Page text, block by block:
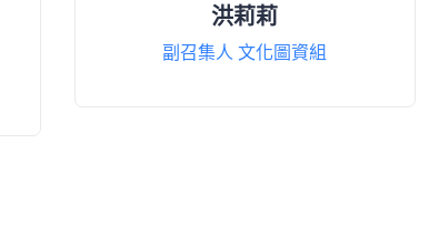
洪莉莉
副召集人 文化圖資組